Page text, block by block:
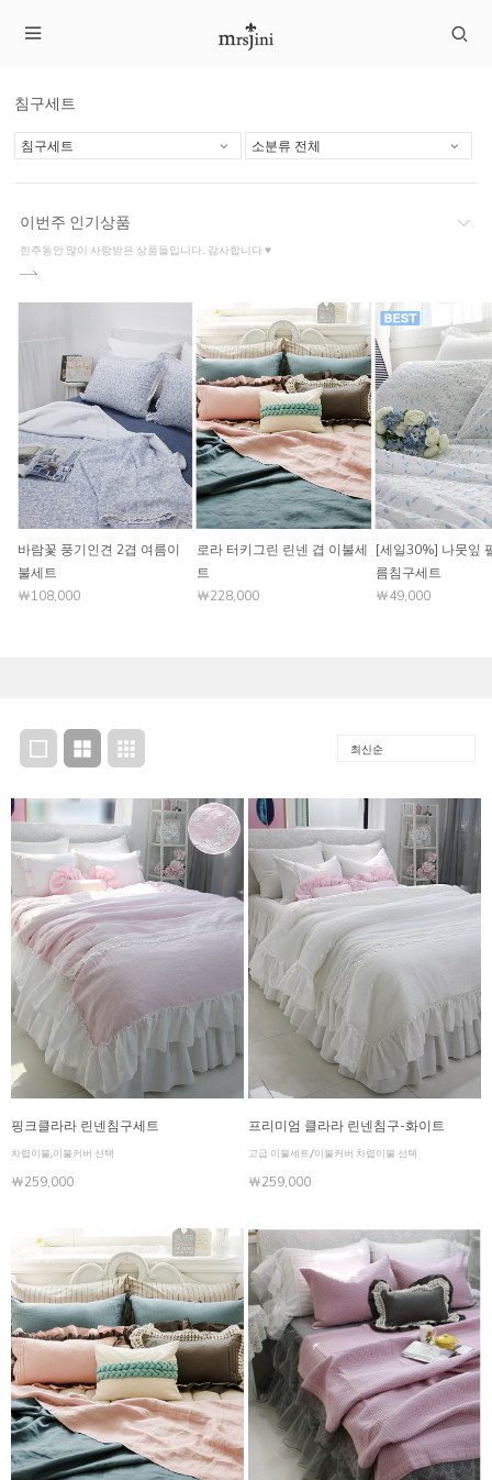
침구세트
이번주 인기상품
한주동안 많이 사랑받은 상품들입니다. 감사합니다 ♥
바람꽃 풍기인견 2겹 여름이
불세트
￦108,000
로라 터키그린 린넨 겹 이불세
트
￦228,000
[세일30%] 나뭇잎
름침구세트
￦49,000
핑크클라라 린넨침구세트
차렵이불,이불커버 선택
￦259,000
프리미엄 클라라 린넨침구-화이트
고급 이불세트/이불커버 차렵이불 선택
￦259,000